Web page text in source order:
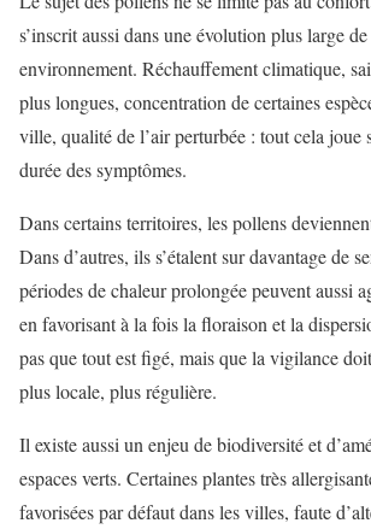
s’inscrit aussi dans une évolution plus large
environnement. Réchauffement climatique,
plus longues, concentration de certaines
ville, qualité de l’air perturbée : tout cela joue
durée des symptômes.
Dans certains territoires, les pollens
Dans d’autres, ils s’étalent sur davantage de
périodes de chaleur prolongée peuvent aussi
en favorisant à la fois la floraison et la
pas que tout est figé, mais que la vigilance
plus locale, plus régulière.
Il existe aussi un enjeu de biodiversité et
espaces verts. Certaines plantes très
favorisées par défaut dans les villes, faute